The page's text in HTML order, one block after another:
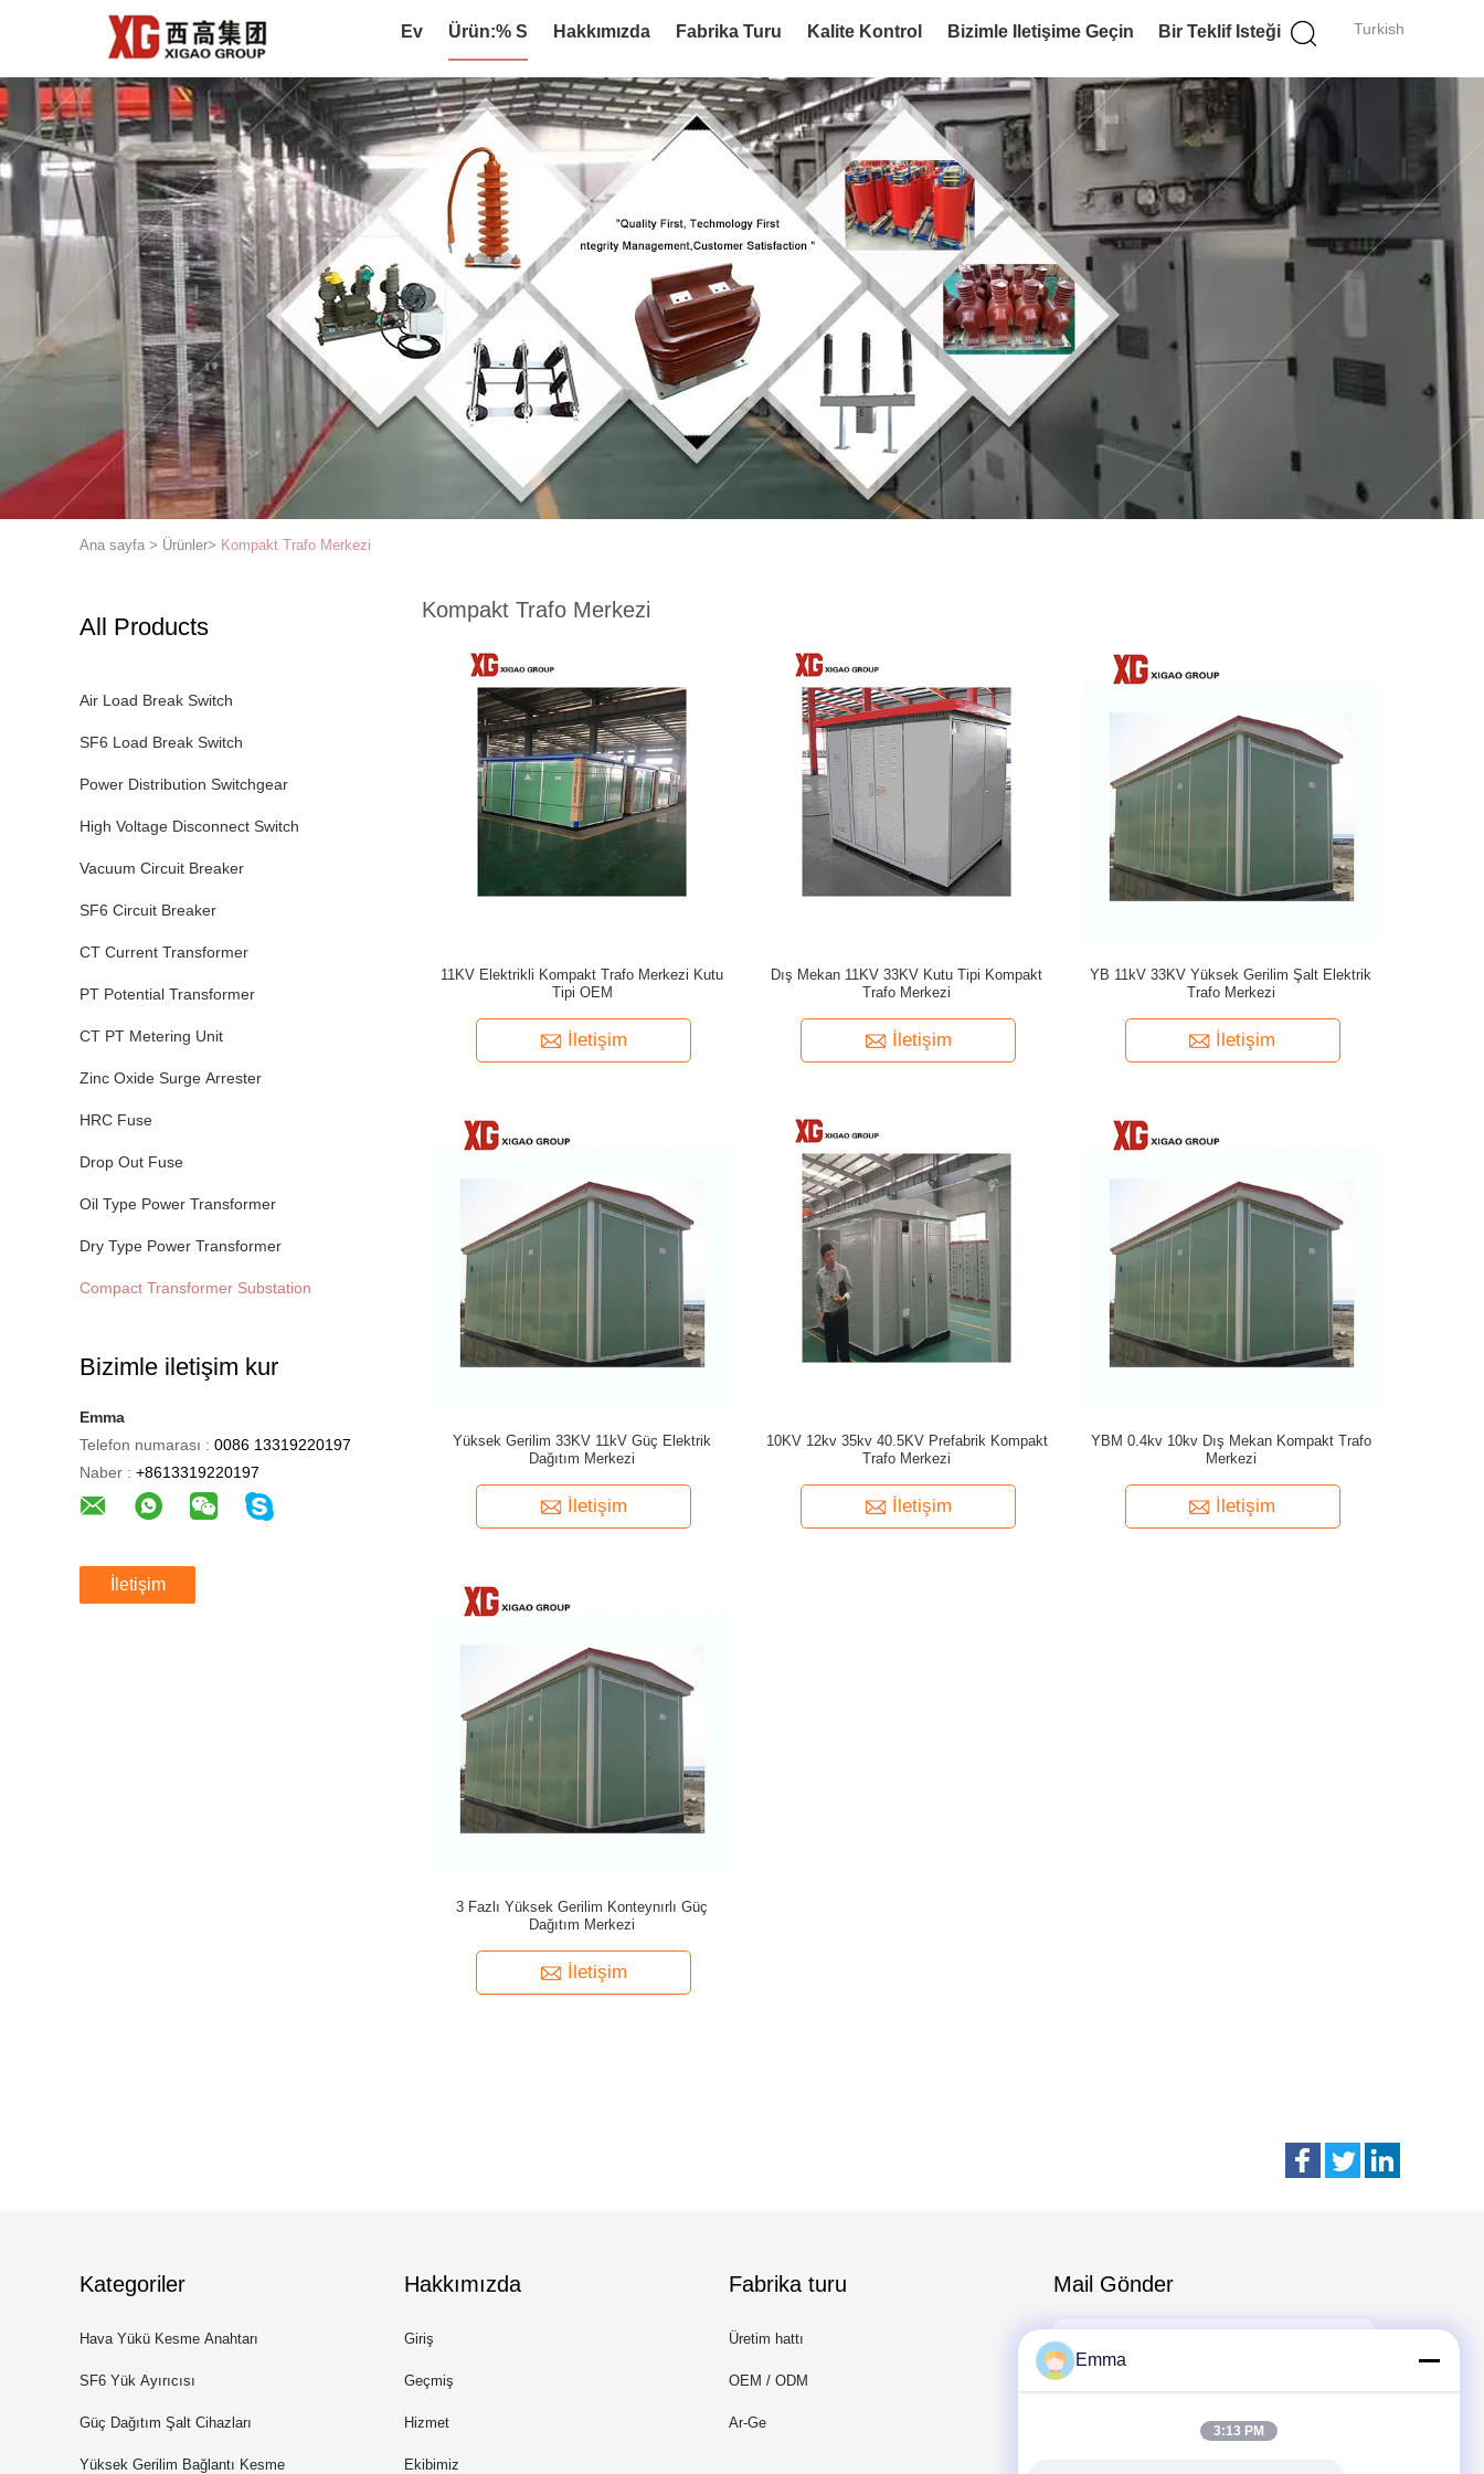
Turkish
Ev Ürün:% S Hakkımızda Fabrika Turu Kalite Kontrol Bizimle Iletişime Geçin Bir Teklif Isteği
Ana sayfa > Ürünler> Kompakt Trafo Merkezi
All Products
Air Load Break Switch
SF6 Load Break Switch
Power Distribution Switchgear
High Voltage Disconnect Switch
Vacuum Circuit Breaker
SF6 Circuit Breaker
CT Current Transformer
PT Potential Transformer
CT PT Metering Unit
Zinc Oxide Surge Arrester
HRC Fuse
Drop Out Fuse
Oil Type Power Transformer
Dry Type Power Transformer
Compact Transformer Substation
Bizimle iletişim kur
Emma
Telefon numarası : 0086 13319220197
Naber : +8613319220197
İletişim
Kompakt Trafo Merkezi
11KV Elektrikli Kompakt Trafo Merkezi Kutu
Tipi OEM
İletişim
Dış Mekan 11KV 33KV Kutu Tipi Kompakt
Trafo Merkezi
İletişim
YB 11kV 33KV Yüksek Gerilim Şalt Elektrik
Trafo Merkezi
İletişim
Yüksek Gerilim 33KV 11kV Güç Elektrik
Dağıtım Merkezi
İletişim
10KV 12kv 35kv 40.5KV Prefabrik Kompakt
Trafo Merkezi
İletişim
YBM 0.4kv 10kv Dış Mekan Kompakt Trafo
Merkezi
İletişim
3 Fazlı Yüksek Gerilim Konteynırlı Güç
Dağıtım Merkezi
İletişim
Kategoriler
Hava Yükü Kesme Anahtarı
SF6 Yük Ayırıcısı
Güç Dağıtım Şalt Cihazları
Yüksek Gerilim Bağlantı Kesme
Hakkımızda
Giriş
Geçmiş
Hizmet
Ekibimiz
Fabrika turu
Üretim hattı
OEM / ODM
Ar-Ge
Mail Gönder
Emma
3:13 PM